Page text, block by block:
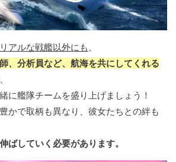
アルな戦艦以外にも 、
、分析員など、航海を共にしてくれる
に艦隊チームを盛り上げましょう！
かで取柄も異なり、彼女たちとの絆も
ばしていく必要があります。